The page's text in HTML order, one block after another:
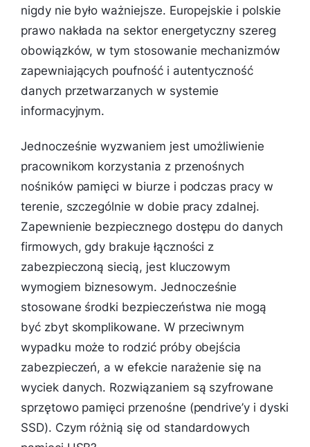
nigdy nie było ważniejsze. Europejskie i polskie
prawo nakłada na sektor energetyczny szereg
obowiązków, w tym stosowanie mechanizmów
zapewniających poufność i autentyczność
danych przetwarzanych w systemie
informacyjnym.
Jednocześnie wyzwaniem jest umożliwienie
pracownikom korzystania z przenośnych
nośników pamięci w biurze i podczas pracy w
terenie, szczególnie w dobie pracy zdalnej.
Zapewnienie bezpiecznego dostępu do danych
firmowych, gdy brakuje łączności z
zabezpieczoną siecią, jest kluczowym
wymogiem biznesowym. Jednocześnie
stosowane środki bezpieczeństwa nie mogą
być zbyt skomplikowane. W przeciwnym
wypadku może to rodzić próby obejścia
zabezpieczeń, a w efekcie narażenie się na
wyciek danych. Rozwiązaniem są szyfrowane
sprzętowo pamięci przenośne (pendrive’y i dyski
SSD). Czym różnią się od standardowych